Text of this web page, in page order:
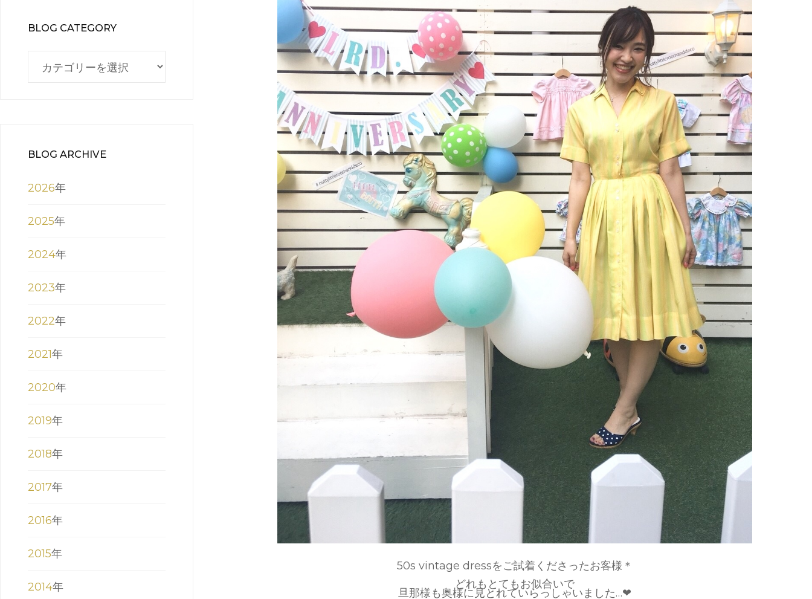
50s vintage dressをご試着くださったお客様＊
どれもとてもお似合いで
旦那様も奥様に見とれていらっしゃいました…❤︎
BLOG CATEGORY
BLOG
BLOG ARCHIVE
2026年
2025年
2024年
2023年
2022年
2021年
2020年
2019年
2018年
2017年
2016年
2015年
2014年